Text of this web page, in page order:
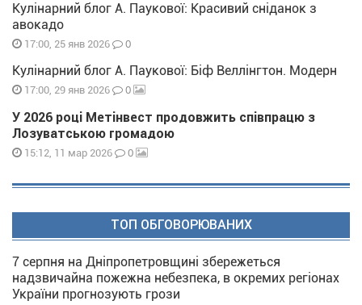
Кулінарний блог А. Паукової: Красивий сніданок з
авокадо
17:00, 25 янв 2026 0
Кулінарний блог А. Паукової: Біф Веллінгтон. Модерн
17:00, 29 янв 2026 0
У 2026 році Метінвест продовжить співпрацю з
Лозуватською громадою
15:12, 11 мар 2026 0
ТОП ОБГОВОРЮВАНИХ
7 серпня на Дніпропетровщині збережеться
надзвичайна пожежна небезпека, в окремих регіонах
України прогнозують грози